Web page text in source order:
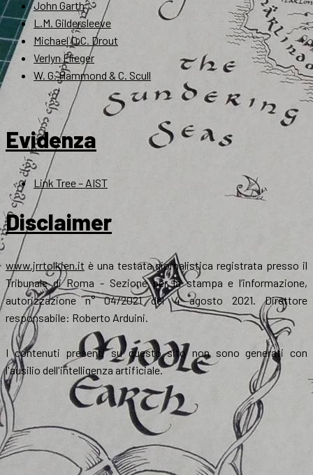
John Garth
L.M. Gildersleeve
Michael D.C. Drout
Verlyn Flieger
W. G. Hammond & C. Scull
Evidenza
Link Tree – AIST
Disclaimer
www.jrrtolkien.it è una testata giornalistica registrata presso il
Tribunale di Roma - Sezione per la stampa e l’informazione,
autorizzazione n° 04/2021 del 4 agosto 2021. Direttore
responsabile: Roberto Arduini.
I contenuti presenti su questo sito non sono generati con
l'ausilio dell'intelligenza artificiale.